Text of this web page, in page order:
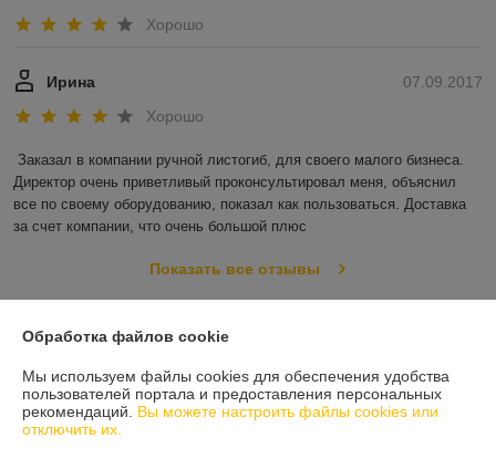
Хорошо
07.09.2017
Ирина
Хорошо
Заказал в компании ручной листогиб, для своего малого бизнеса.
Директор очень приветливый проконсультировал меня, объяснил
все по своему оборудованию, показал как пользоваться. Доставка
за счет компании, что очень большой плюс
Показать все отзывы
О нас
Контакты
Обработка файлов cookie
Мы используем файлы cookies для обеспечения удобства
пользователей портала и предоставления персональных
рекомендаций. Вы можете настроить файлы cookies или
отключить их.